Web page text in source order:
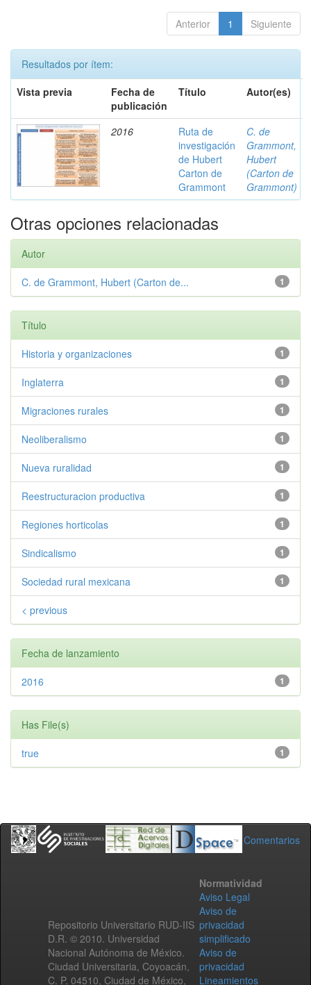
Anterior 1 Siguiente
Resultados por ítem:
Vista previa
Fecha de
publicación
Título Autor(es)
2016
Ruta de
investigación
de Hubert
Carton de
Grammont
C. de
Grammont,
Hubert
(Carton de
Grammont)
Otras opciones relacionadas
Autor
1
C. de Grammont, Hubert (Carton de...
Título
1
Historia y organizaciones
1
Inglaterra
1
Migraciones rurales
1
Neoliberalismo
1
Nueva ruralidad
1
Reestructuracion productiva
1
Regiones horticolas
1
Sindicalismo
1
Sociedad rural mexicana
< previous
Fecha de lanzamiento
1
2016
Has File(s)
1
true
Comentarios
Repositorio Universitario RUD-IIS
D.R. © 2010. Universidad
Nacional Autónoma de México.
Ciudad Universitaria, Coyoacán,
C. P. 04510, Ciudad de México,
Normatividad
Aviso Legal
Aviso de
privacidad
simplificado
Aviso de
privacidad
Lineamientos